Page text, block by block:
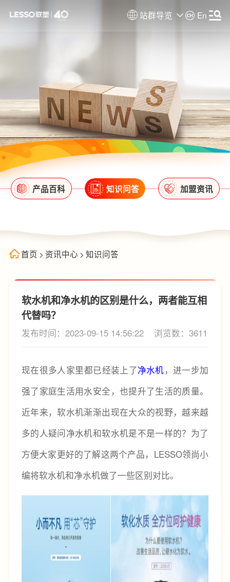
站群导览 En
产品百科 知识问答 加盟资讯
首页 > 资讯中心 > 知识问答
软水机和净水机的区别是什么，两者能互相
代替吗？
发布时间：2023-09-15 14:56:22 浏览数：3611
现在很多人家里都已经装上了净水机，进一步加
强了家庭生活用水安全，也提升了生活的质量。
近年来，软水机渐渐出现在大众的视野，越来越
多的人疑问净水机和软水机是不是一样的？为了
方便大家更好的了解这两个产品，LESSO领尚小
编将软水机和净水机做了一些区别对比。